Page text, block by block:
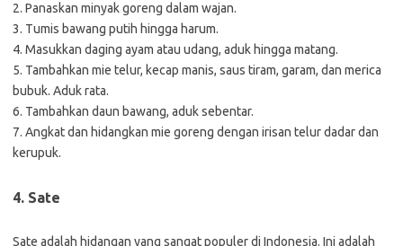
2. Panaskan minyak goreng dalam wajan.
3. Tumis bawang putih hingga harum.
4. Masukkan daging ayam atau udang, aduk hingga matang.
5. Tambahkan mie telur, kecap manis, saus tiram, garam, dan merica
bubuk. Aduk rata.
6. Tambahkan daun bawang, aduk sebentar.
7. Angkat dan hidangkan mie goreng dengan irisan telur dadar dan
kerupuk.
4. Sate
Sate adalah hidangan yang sangat populer di Indonesia. Ini adalah